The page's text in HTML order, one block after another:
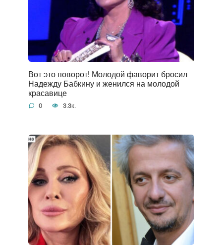
Вот это поворот! Молодой фаворит бросил
Надежду Бабкину и женился на молодой
красавице
0 3.3к.